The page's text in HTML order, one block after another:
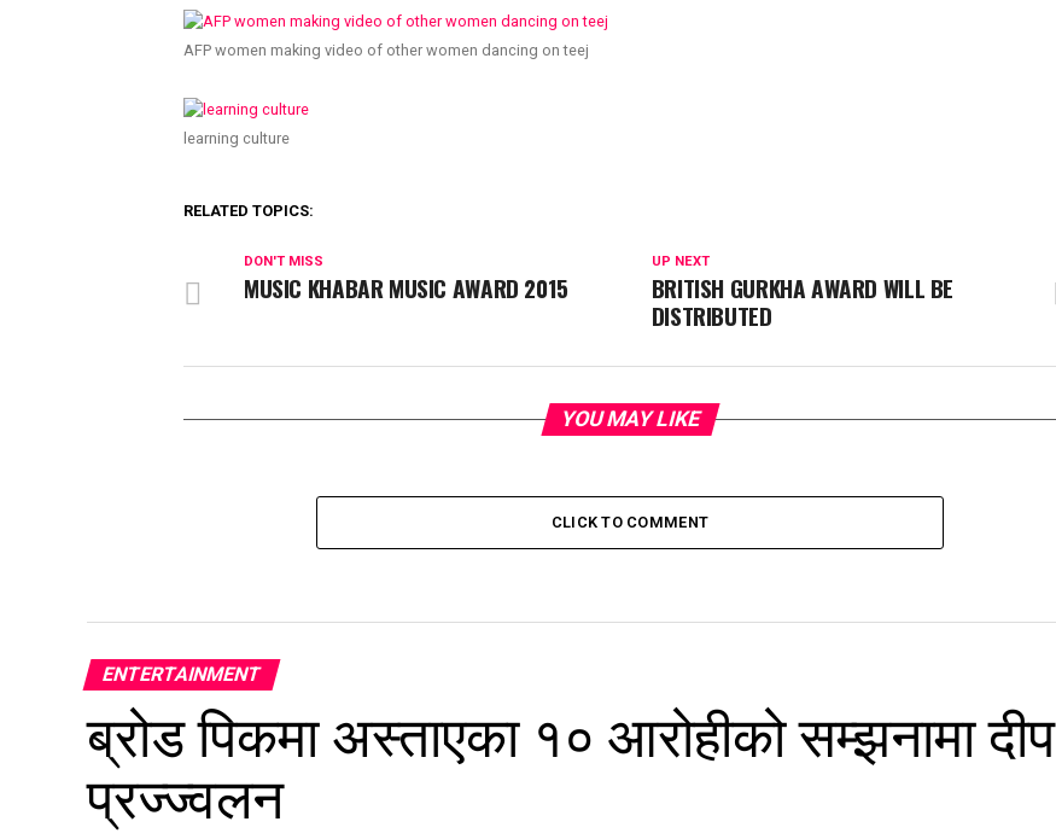
AFP women making video of other women dancing on teej
learning culture
RELATED TOPICS:
UP NEXT
BRITISH GURKHA AWARD WILL BE
DISTRIBUTED
DON'T MISS
MUSIC KHABAR MUSIC AWARD 2015
YOU MAY LIKE
CLICK TO COMMENT
ENTERTAINMENT
ब्रोड पिकमा अस्ताएका १० आरोहीको सम्झनामा दीप
प्रज्ज्वलन